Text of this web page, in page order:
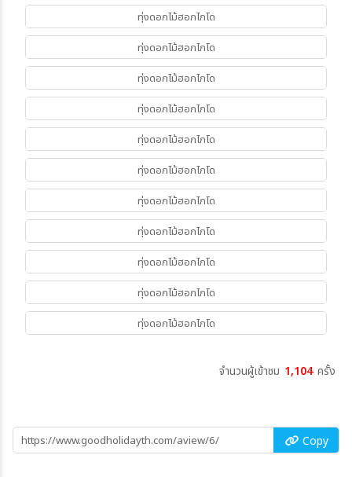
ทุ่งดอกไม้ฮอกไกโด
ทุ่งดอกไม้ฮอกไกโด
ทุ่งดอกไม้ฮอกไกโด
ทุ่งดอกไม้ฮอกไกโด
ทุ่งดอกไม้ฮอกไกโด
ทุ่งดอกไม้ฮอกไกโด
ทุ่งดอกไม้ฮอกไกโด
ทุ่งดอกไม้ฮอกไกโด
ทุ่งดอกไม้ฮอกไกโด
ทุ่งดอกไม้ฮอกไกโด
ทุ่งดอกไม้ฮอกไกโด
จำนวนผู้เข้าชม 1,104 ครั้ง
Copy